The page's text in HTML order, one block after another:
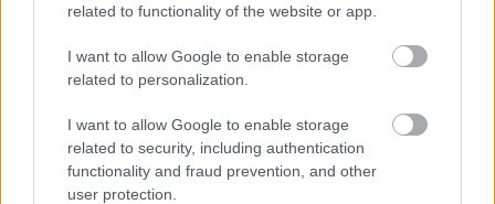
related to functionality of the website or app.
I want to allow Google to enable storage
related to personalization.
I want to allow Google to enable storage
related to security, including authentication
functionality and fraud prevention, and other
user protection.
Joga in pilates sta odlični vadbi za izboljšanje
prožnosti in hkrati krepita mišice ter izboljšujeta
ravnotežje.